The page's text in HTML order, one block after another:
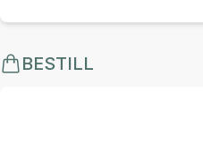
BESTILL